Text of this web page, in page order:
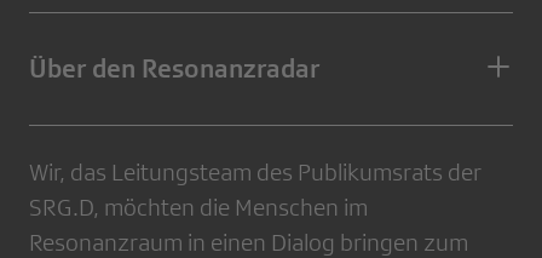
Über den Resonanzradar
Wir, das Leitungsteam des Publikumsrats der
SRG.D, möchten die Menschen im
Resonanzraum in einen Dialog bringen zum